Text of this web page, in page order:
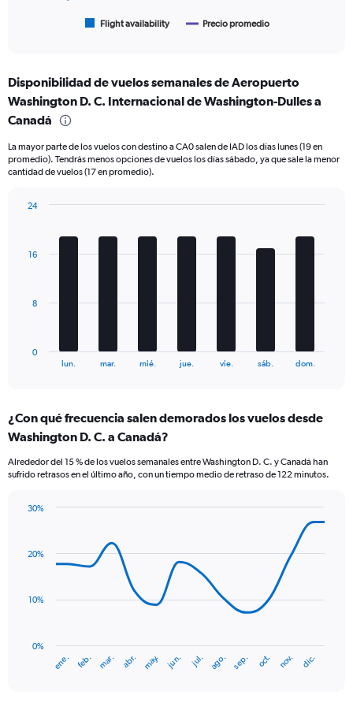
categories.
Range:
categories.
The
chart
has
displaying
Avg.
Flight availability Precio promedio
Disponibilidad de vuelos semanales de Aeropuerto
Washington D. C. Internacional de Washington-Dulles a
Canadá
La mayor parte de los vuelos con destino a CA0 salen de IAD los días lunes (19 en
promedio). Tendrás menos opciones de vuelos los días sábado, ya que sale la menor
cantidad de vuelos (17 en promedio).
The
Range:
7
The
chart
displaying
lun. mar. mié. jue. vie. sáb. dom.
0
8
16
24
¿Con qué frecuencia salen demorados los vuelos desde
Washington D. C. a Canadá?
Alrededor del 15 % de los vuelos semanales entre Washington D. C. y Canadá han
sufrido retrasos en el último año, con un tiempo medio de retraso de 122 minutos.
14
has
ene. feb. mar. abr. may. jun. jul. ago. sep. oct. nov. dic.
0%
10%
20%
30%